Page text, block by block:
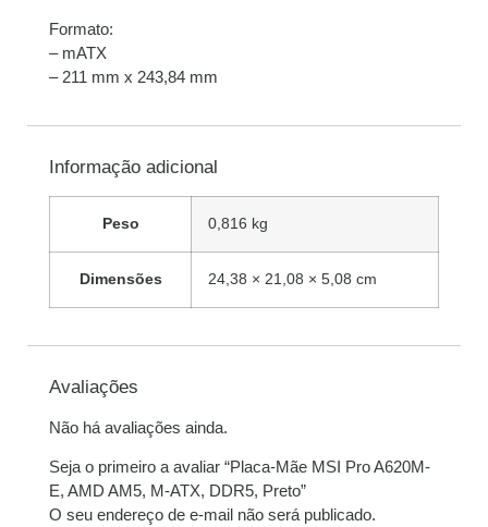
Formato:
– mATX
– 211 mm x 243,84 mm
Informação adicional
Peso 0,816 kg
Dimensões 24,38 × 21,08 × 5,08 cm
Avaliações
Não há avaliações ainda.
Seja o primeiro a avaliar “Placa-Mãe MSI Pro A620M-
E, AMD AM5, M-ATX, DDR5, Preto”
O seu endereço de e-mail não será publicado.